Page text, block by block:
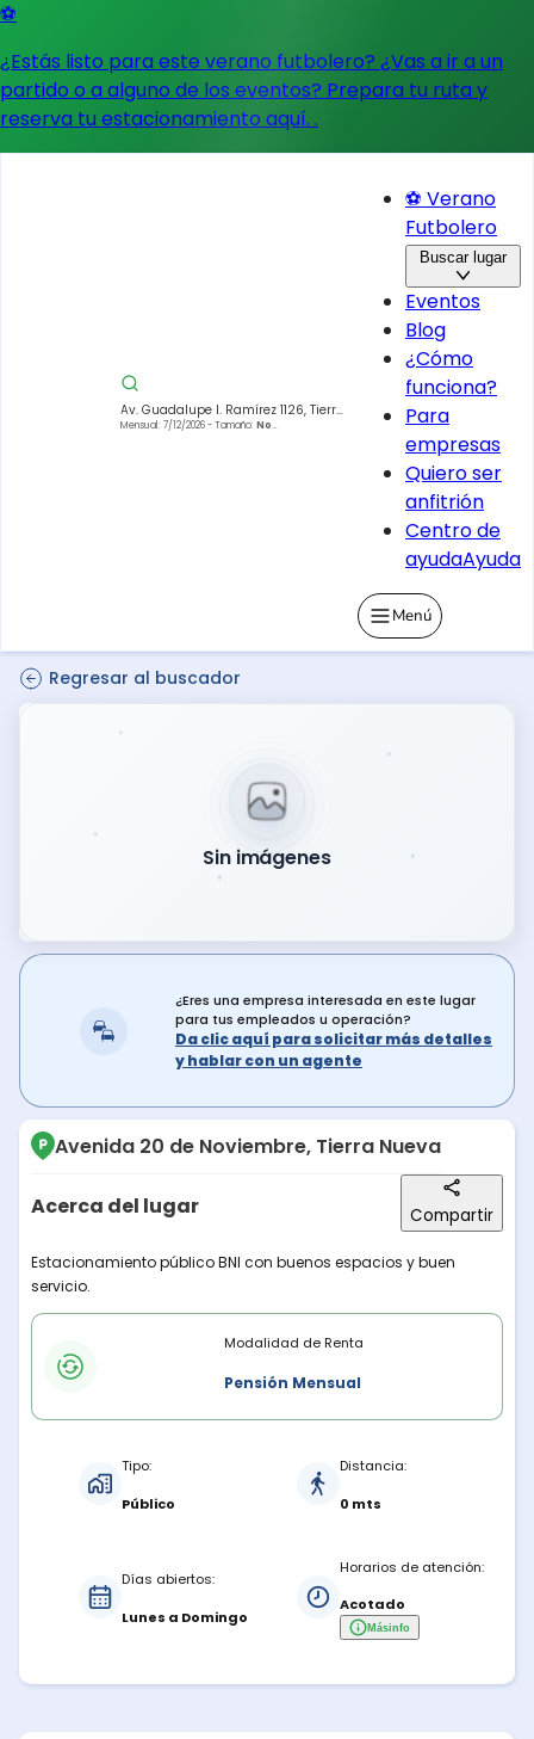
⚽
¿Estás listo para este verano futbolero? ¿Vas a ir a un
partido o a alguno de los eventos? Prepara tu ruta y
reserva tu estacionamiento aquí. .
Av. Guadalupe I. Ramírez 1126, Tierra
Nueva, Xochimilco, 16050 Ciudad de
Mensual: 7/12/2026- Tamaño: No
⚽ Verano
Futbolero
Buscar lugar
Eventos
Blog
¿Cómo
funciona?
Para
empresas
Quiero ser
anfitrión
Centro de
ayudaAyuda
Menú
Regresar al buscador
Sin imágenes
¿Eres una empresa interesada en este lugar
para tus empleados u operación?
Da clic aquí para solicitar más detalles
y hablar con un agente
Avenida 20 de Noviembre, Tierra Nueva
Acerca del lugar Compartir
Descripción del lugar
Estacionamiento público BNI con buenos espacios y buen
servicio.
Modalidades de rentaModalidad de Renta
Pensión Mensual
Tipo:
Público
Distancia:
0 mts
Días abiertos:
Lunes a Domingo
Horarios de atención:
Acotado
Másinfo